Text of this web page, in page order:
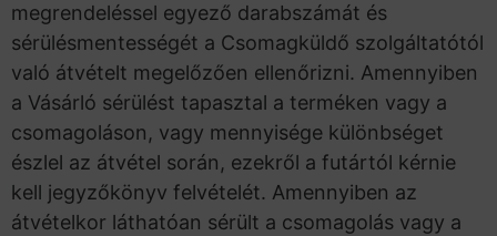
megrendeléssel egyező darabszámát és
sérülésmentességét a Csomagküldő szolgáltatótól
való átvételt megelőzően ellenőrizni. Amennyiben
a Vásárló sérülést tapasztal a terméken vagy a
csomagoláson, vagy mennyisége különbséget
észlel az átvétel során, ezekről a futártól kérnie
kell jegyzőkönyv felvételét. Amennyiben az
átvételkor láthatóan sérült a csomagolás vagy a